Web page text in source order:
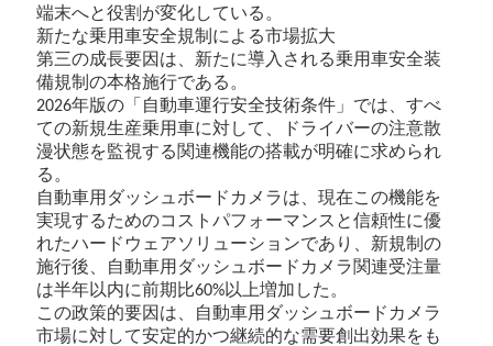
端末へと役割が変化している。
新たな乗用車安全規制による市場拡大
第三の成長要因は、新たに導入される乗用車安全装
備規制の本格施行である。
2026年版の「自動車運行安全技術条件」では、すべ
ての新規生産乗用車に対して、ドライバーの注意散
漫状態を監視する関連機能の搭載が明確に求められ
る。
自動車用ダッシュボードカメラは、現在この機能を
実現するためのコストパフォーマンスと信頼性に優
れたハードウェアソリューションであり、新規制の
施行後、自動車用ダッシュボードカメラ関連受注量
は半年以内に前期比60%以上増加した。
この政策的要因は、自動車用ダッシュボードカメラ
市場に対して安定的かつ継続的な需要創出効果をも